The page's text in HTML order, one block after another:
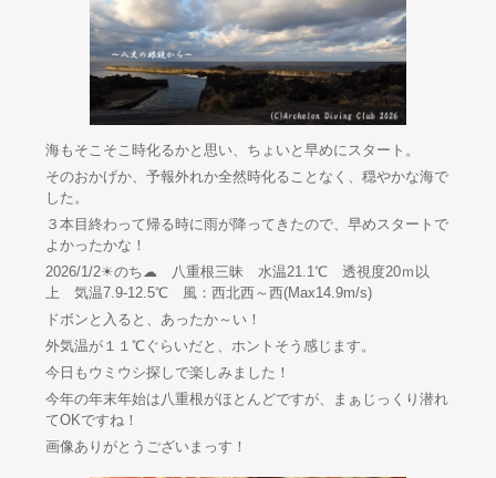
海もそこそこ時化るかと思い、ちょいと早めにスタート。
そのおかげか、予報外れか全然時化ることなく、穏やかな海で
した。
３本目終わって帰る時に雨が降ってきたので、早めスタートで
よかったかな！
2026/1/2☀のち☁ 八重根三昧 水温21.1℃ 透視度20ｍ以
上 気温7.9-12.5℃ 風：西北西～西(Max14.9m/s)
ドボンと入ると、あったか～い！
外気温が１１℃ぐらいだと、ホントそう感じます。
今日もウミウシ探しで楽しみました！
今年の年末年始は八重根がほとんどですが、まぁじっくり潜れ
てOKですね！
画像ありがとうございまっす！